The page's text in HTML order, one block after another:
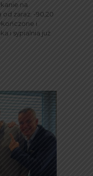
na
zaraz. -90,20
i
i sypialnia już